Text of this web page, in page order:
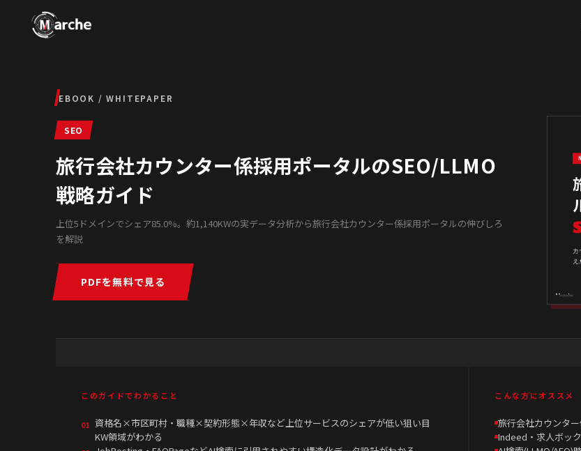
EBOOK / WHITEPAPER
SEO
旅行会社カウンター係採用ポータルのSEO/LLMO
戦略ガイド
上位5ドメインでシェア85.0%。約1,140KWの実データ分析から旅行会社カウンター係採用ポータルの伸びしろ
を解説
PDFを無料で見る
このガイドでわかること
01 資格名×市区町村・職種×契約形態×年収など上位サービスのシェアが低い狙い目
KW領域がわかる
こんな方にオススメ
旅行会社カウンタ
Indeed・求人ボッ